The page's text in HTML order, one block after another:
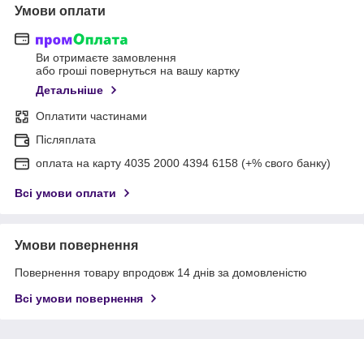
Умови оплати
Ви отримаєте замовлення
або гроші повернуться на вашу картку
Детальніше
Оплатити частинами
Післяплата
оплата на карту 4035 2000 4394 6158 (+% свого банку)
Всі умови оплати
Умови повернення
Повернення товару впродовж 14 днів за домовленістю
Всі умови повернення